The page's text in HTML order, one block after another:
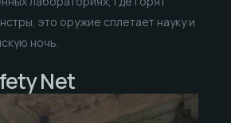
это оружие сплетает науку и
ночь.
Net